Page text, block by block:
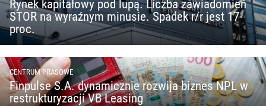
Rynek kapitałowy pod lupą. Liczba zawiadomień
STOR na wyraźnym minusie. Spadek r/r jest 17-
proc.
CENTRUM PRASOWE
Finpulse S.A. dynamicznie rozwija biznes NPL w
restrukturyzacji VB Leasing